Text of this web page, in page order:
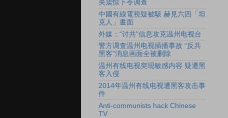
央震惊下令调查
中國有線電視疑被駭 赫見六四「坦
克人」畫面
外媒：“讨共”信息攻克温州电视台
警方调查温州电视插播事故 “反共
黑客”消息画面全被删除
温州有线电视突现敏感内容 疑遭黑
客入侵
2014年温州有线电视遭黑客攻击事
件
Anti-communists hack Chinese
TV